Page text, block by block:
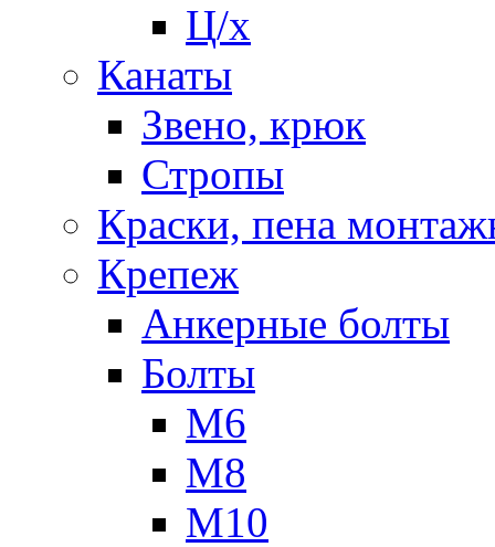
Ц/х
Канаты
Звено, крюк
Стропы
Краски, пена
Крепеж
Анкерные болты
Болты
М6
М8
М10